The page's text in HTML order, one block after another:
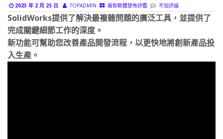
2023 年 2 月 25 日 TOPADMIN 最新軟體發佈評鑑 不加評論
SolidWorks提供了解決最複雜問題的廣泛工具，並提供了
完成關鍵細節工作的深度。
新功能可幫助您改善產品開發流程，以更快地將創新產品投
入生產。